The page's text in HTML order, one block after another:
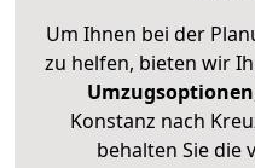
Um Ihnen bei der
zu helfen, bieten wir
Umzugsoptionen
Konstanz nach
behalten Sie die